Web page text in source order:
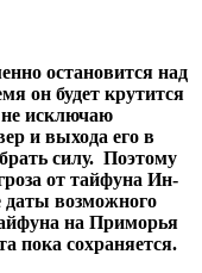
остановится над
он будет крутится
не исключаю
и выхода его в
силу. Поэтому
от тайфуна Ин-
возможного
на Приморья
пока сохраняется.